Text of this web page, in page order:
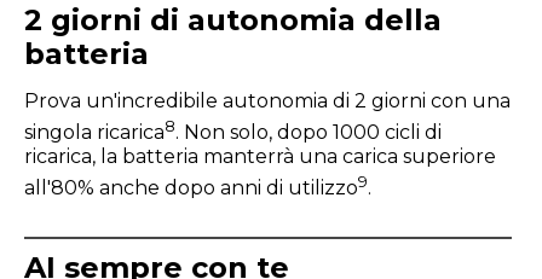
2 giorni di autonomia della
batteria
Prova un'incredibile autonomia di 2 giorni con una
singola ricarica8. Non solo, dopo 1000 cicli di
ricarica, la batteria manterrà una carica superiore
all'80% anche dopo anni di utilizzo9.
AI sempre con te